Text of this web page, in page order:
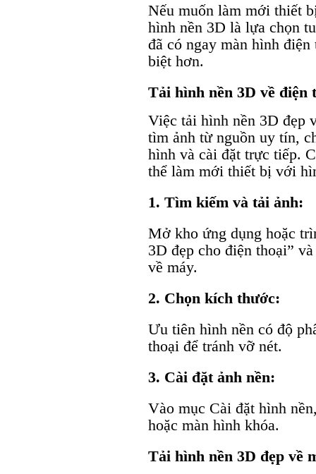
Nếu muốn làm mới thiết
hình nền 3D là lựa chọn
đã có ngay màn hình
biệt hơn.
Tải hình nền 3D về điện
Việc tải hình nền 3D đẹp
tìm ảnh từ nguồn uy tín,
hình và cài đặt trực tiếp.
thể làm mới thiết bị với
1. Tìm kiếm và tải ảnh:
Mở kho ứng dụng hoặc
3D đẹp cho điện thoại”
về máy.
2. Chọn kích thước:
Ưu tiên hình nền có độ
thoại để tránh vỡ nét.
3. Cài đặt ảnh nền:
Vào mục Cài đặt hình
hoặc màn hình khóa.
Tải hình nền 3D đẹp về